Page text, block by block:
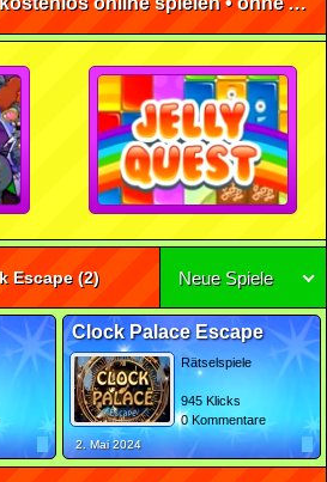
Escape(2) Neue Spiele
Clock Palace Escape
Rätselspiele
945 Klicks
0 Kommentare
2. Mai 2024